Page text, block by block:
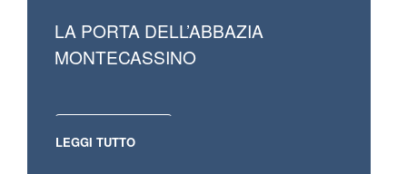
LA PORTA DELL’ABBAZIA
MONTECASSINO
LEGGI TUTTO